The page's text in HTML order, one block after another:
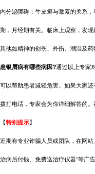
内分泌障碍：牛皮癣与激素的关系
期，月经期有关。临床上观察，发
其他如精神的创伤、外伤、潮湿及
患银屑病有哪些病因?通过以上专家
可以帮助患者减轻危害。如果大家
拨打电话，专家会为你详细解答的
【特别提示】
近期有专业诈骗人员或团队，在网
治病后付钱、免费送治疗仪器“等广